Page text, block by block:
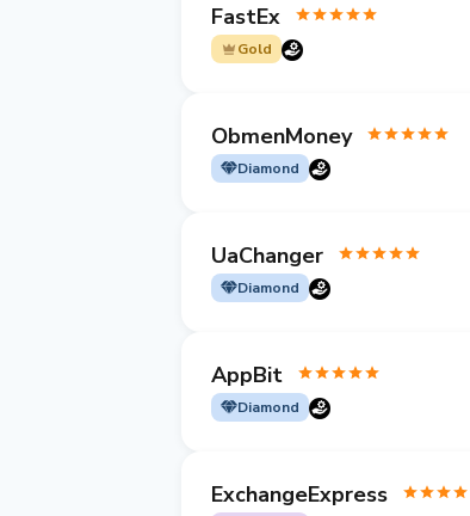
FastEx
Gold
ObmenMoney
Diamond
UaChanger
Diamond
AppBit
Diamond
ExchangeExpress